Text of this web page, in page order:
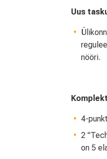
Uus
nööri.
4-
2
on 5